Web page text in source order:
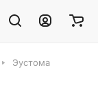
Эустома